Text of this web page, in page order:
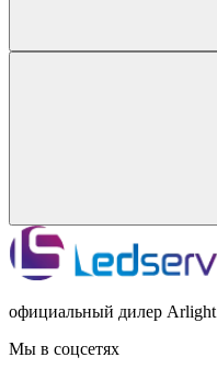
официальный дилер Arlight
Мы в соцсетях